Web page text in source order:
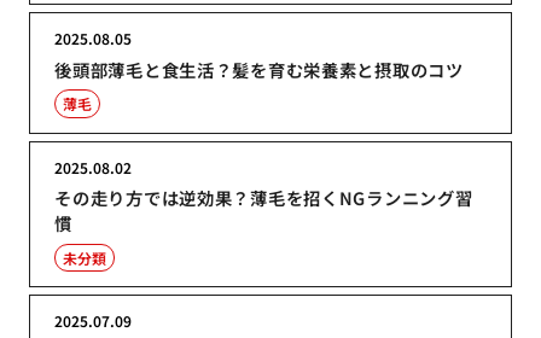
後頭部薄毛と食生活？髪を育む栄養素と摂取のコツ
2025.08.05
薄毛
その走り方では逆効果？薄毛を招くNGランニング習
慣
2025.08.02
未分類
2025.07.09